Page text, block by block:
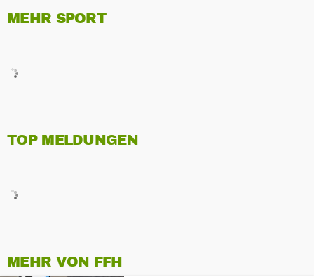
MEHR SPORT
TOP MELDUNGEN
MEHR VON FFH